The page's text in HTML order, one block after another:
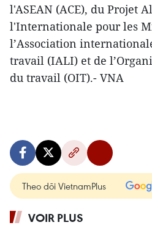
l'ASEAN (ACE), du Projet
l'Internationale pour les
l’Association
travail (IALI) et de
du travail (OIT).- VNA
Theo dõi VietnamPlus
VOIR PLUS